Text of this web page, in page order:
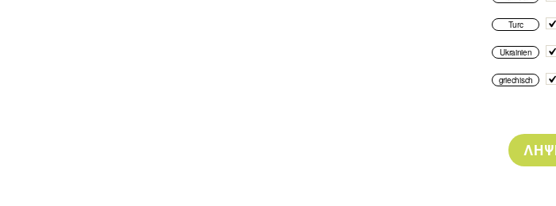
Turc
Ukrainien
griechisch